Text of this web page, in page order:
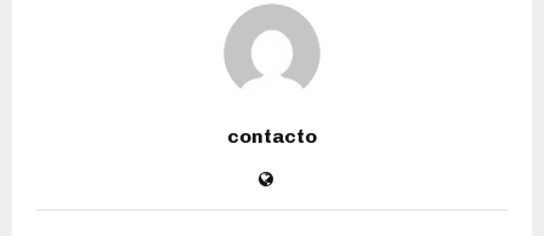
contacto